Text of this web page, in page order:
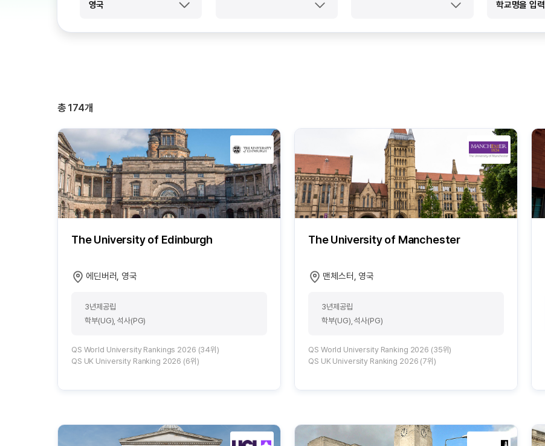
영국
총 174개
The University of Edinburgh
에딘버러, 영국
3년제공립
학부(UG), 석사(PG)
QS World University Rankings 2026 (34위)
QS UK University Ranking 2026 (6위)
The University of Manchester
맨체스터, 영국
3년제공립
학부(UG), 석사(PG)
QS World University Ranking 2026 (35위)
QS UK University Ranking 2026 (7위)